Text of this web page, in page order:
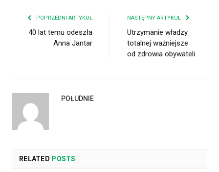
POPRZEDNI ARTYKUŁ
40 lat temu odeszła
Anna Jantar
NASTĘPNY ARTYKUŁ
Utrzymanie władzy
totalnej ważniejsze
od zdrowia obywateli
POŁUDNIE
RELATED POSTS